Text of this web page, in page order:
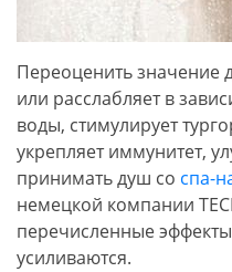
Переоценить значение
или расслабляет в
воды, стимулирует
укрепляет иммунитет,
принимать душ со спа-
немецкой компании
перечисленные
усиливаются.